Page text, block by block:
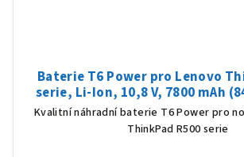
Baterie T6 Power pro Lenovo
serie, Li-Ion, 10,8 V, 7800 mAh
Kvalitní náhradní baterie T6 Power pro
ThinkPad R500 serie